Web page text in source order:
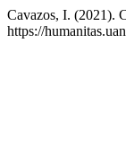
Cavazos, I.
https://